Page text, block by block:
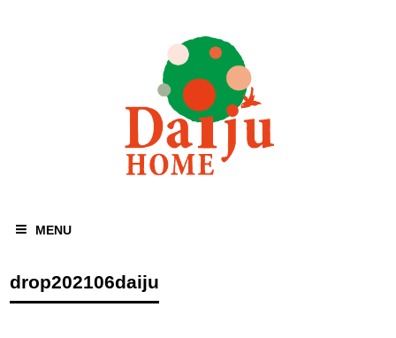
MENU
drop202106daiju